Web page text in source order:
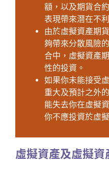
額，以及期貨合
表現帶來潛在不
由於虛擬資產期
夠帶來分散風險
合中，虛擬資產
性的投資。
如果你未能接受
重大及預計之外
能失去你在虛擬
你不應投資於虛
虛擬資產及虛擬資